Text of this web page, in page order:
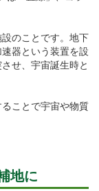
のことです。地下
器という装置を設
せ、宇宙誕生時と
ことで宇宙や物質
地に